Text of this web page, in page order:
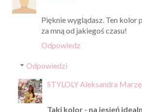
Pięknie wyglądasz. Ten kolor
za mną od jakiegoś czasu!
Odpowiedz
Odpowiedzi
STYLOLY Aleksandra
Taki kolor - na jesień